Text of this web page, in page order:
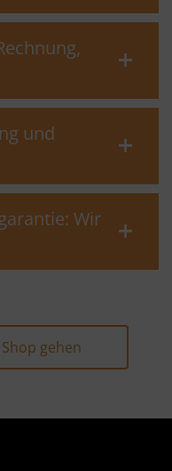
und
Wir
gehen